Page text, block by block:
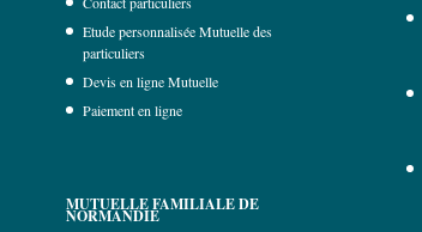
Etude personnalisée Mutuelle des
particuliers
Devis en ligne Mutuelle
Paiement en ligne
MUTUELLE FAMILIALE DE
NORMANDIE